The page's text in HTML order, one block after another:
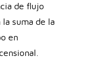
de flujo
suma de la
en